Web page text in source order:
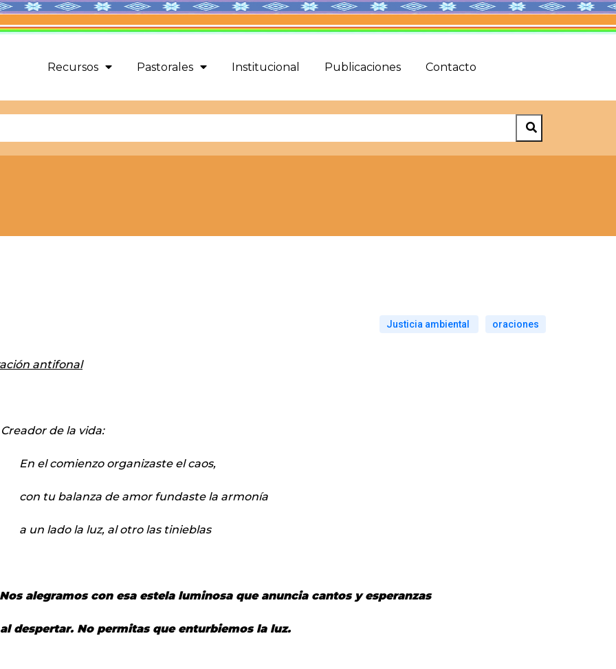
Recursos Pastorales Institucional Publicaciones Contacto
Justicia ambiental oraciones
antifonal
Creador de la vida:
En el comienzo organizaste el caos,
con tu balanza de amor fundaste la armonía
a un lado la luz, al otro las tinieblas
Nos alegramos con esa estela luminosa que anuncia cantos y esperanzas
al despertar. No permitas que enturbiemos la luz.